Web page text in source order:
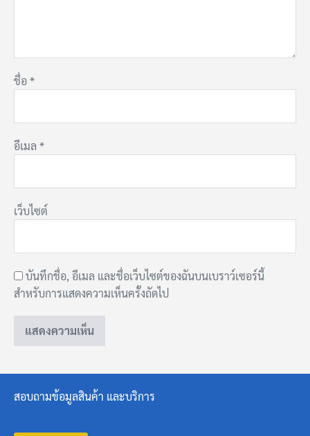
ชื่อ*
อีเมล *
เว็บไซต์
บันทึกชื่อ, อีเมล และชื่อเว็บไซต์ของฉันบนเบราว์เซอร์นี้
สำหรับการแสดงความเห็นครั้งถัดไป
สอบถามข้อมูลสินค้า และบริการ